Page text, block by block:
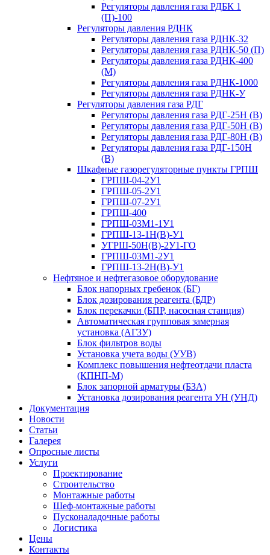
Регуляторы давления газа РДБК 1
(П)-100
Регуляторы давления РДНК
Регуляторы давления газа РДНК-32
Регуляторы давления газа РДНК-50 (П)
Регуляторы давления газа РДНК-400
(М)
Регуляторы давления газа РДНК-1000
Регуляторы давления газа РДНК-У
Регуляторы давления газа РДГ
Регуляторы давления газа РДГ-25Н (В)
Регуляторы давления газа РДГ-50Н (В)
Регуляторы давления газа РДГ-80Н (В)
Регуляторы давления газа РДГ-150Н
(В)
Шкафные газорегуляторные пункты ГРПШ
ГРПШ-04-2У1
ГРПШ-05-2У1
ГРПШ-07-2У1
ГРПШ-400
ГРПШ-03М1-1У1
ГРПШ-13-1Н(В)-У1
УГРШ-50Н(В)-2У1-ГО
ГРПШ-03М1-2У1
ГРПШ-13-2Н(В)-У1
Нефтяное и нефтегазовое оборудование
Блок напорных гребенок (БГ)
Блок дозирования реагента (БДР)
Блок перекачки (БПР, насосная станция)
Автоматическая групповая замерная
установка (АГЗУ)
Блок фильтров воды
Установка учета воды (УУВ)
Комплекс повышения нефтеотдачи пласта
(КПНП-М)
Блок запорной арматуры (БЗА)
Установка дозирования реагента УН (УНД)
Документация
Новости
Статьи
Галерея
Опросные листы
Услуги
Проектирование
Строительство
Монтажные работы
Шеф-монтажные работы
Пусконаладочные работы
Логистика
Цены
Контакты